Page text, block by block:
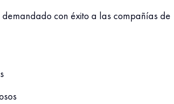
demandado con éxito a las compañías de